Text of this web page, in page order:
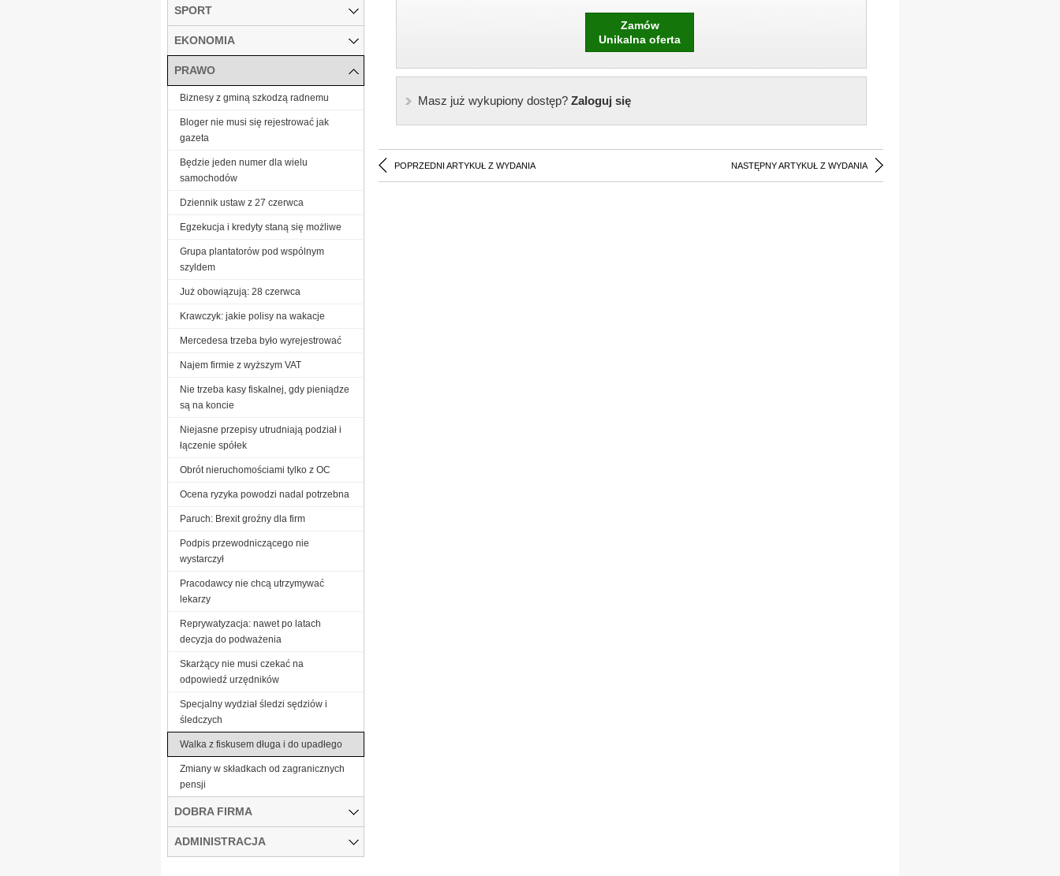
Zamów
Unikalna oferta
Masz już wykupiony dostęp?Zaloguj się
POPRZEDNI ARTYKUŁ Z WYDANIA NASTĘPNY ARTYKUŁ Z WYDANIA
SPORT
EKONOMIA
PRAWO
Biznesy z gminą szkodzą radnemu
Bloger nie musi się rejestrować jak
gazeta
Będzie jeden numer dla wielu
samochodów
Dziennik ustaw z 27 czerwca
Egzekucja i kredyty staną się możliwe
Grupa plantatorów pod wspólnym
szyldem
Już obowiązują: 28 czerwca
Krawczyk: jakie polisy na wakacje
Mercedesa trzeba było wyrejestrować
Najem firmie z wyższym VAT
Nie trzeba kasy fiskalnej, gdy pieniądze
są na koncie
Niejasne przepisy utrudniają podział i
łączenie spółek
Obrót nieruchomościami tylko z OC
Ocena ryzyka powodzi nadal potrzebna
Paruch: Brexit groźny dla firm
Podpis przewodniczącego nie
wystarczył
Pracodawcy nie chcą utrzymywać
lekarzy
Reprywatyzacja: nawet po latach
decyzja do podważenia
Skarżący nie musi czekać na
odpowiedź urzędników
Specjalny wydział śledzi sędziów i
śledczych
Walka z fiskusem długa i do upadłego
Zmiany w składkach od zagranicznych
pensji
DOBRA FIRMA
ADMINISTRACJA